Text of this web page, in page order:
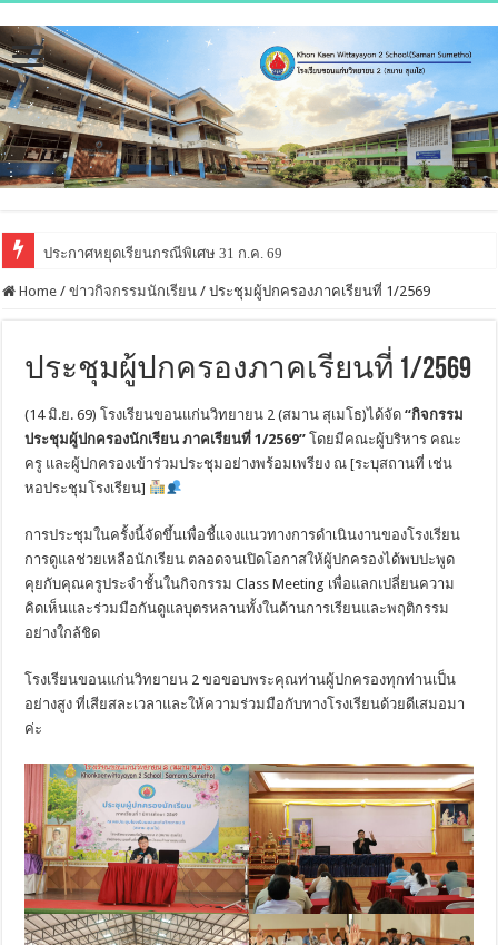
ประกาศหยุดเรียนกรณีพิเศษ 31 ก.ค. 69
การแข่งขันกีฬาตะกร้อ อบจ.ขอนแก่น Championship 2026
Home / ข่าวกิจกรรมนักเรียน / ประชุมผู้ปกครองภาคเรียนที่ 1/2569
ประชุมผู้ปกครองภาคเรียนที่ 1/2569
(14 มิ.ย. 69) โรงเรียนขอนแก่นวิทยายน 2 (สมาน สุเมโธ)ได้จัด“กิจกรรม
ประชุมผู้ปกครองนักเรียน ภาคเรียนที่ 1/2569” โดยมีคณะผู้บริหาร คณะ
ครู และผู้ปกครองเข้าร่วมประชุมอย่างพร้อมเพรียง ณ [ระบุสถานที่ เช่น
หอประชุมโรงเรียน]
การประชุมในครั้งนี้จัดขึ้นเพื่อชี้แจงแนวทางการดำเนินงานของโรงเรียน
การดูแลช่วยเหลือนักเรียน ตลอดจนเปิดโอกาสให้ผู้ปกครองได้พบปะพูด
คุยกับคุณครูประจำชั้นในกิจกรรม Class Meeting เพื่อแลกเปลี่ยนความ
คิดเห็นและร่วมมือกันดูแลบุตรหลานทั้งในด้านการเรียนและพฤติกรรม
อย่างใกล้ชิด
โรงเรียนขอนแก่นวิทยายน 2 ขอขอบพระคุณท่านผู้ปกครองทุกท่านเป็น
อย่างสูง ที่เสียสละเวลาและให้ความร่วมมือกับทางโรงเรียนด้วยดีเสมอมา
ค่ะ